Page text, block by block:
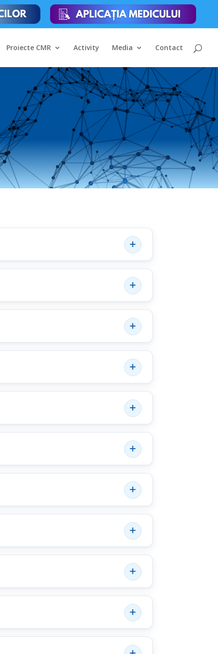
Proiecte CMR Activity Media Contact